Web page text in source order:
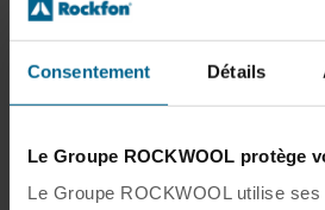
Consentement Détails
Le Groupe ROCKWOOL protège
Le Groupe ROCKWOOL utilise
Références
[1]Hagerman, I., Rasmanis, G., Blomkvist,
C. A., & Theorell, T. (2005). Influence of